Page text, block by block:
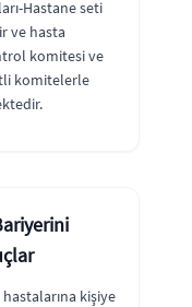
Hastane seti
ve hasta
komitesi ve
komitelerle
kişiye